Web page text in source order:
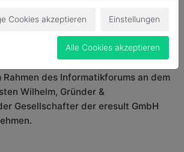
nichts geplant? Dann jetzt am
Kalender eintragen und in der
Rahmen des Informatikforums an dem
Wilhelm, Gründer &
Gesellschafter der eresult GmbH
Cookies akzeptieren Einstellungen
Alle Cookies akzeptieren